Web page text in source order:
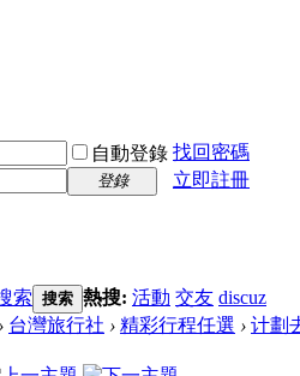
自動登錄 找回密碼
登錄
立即註冊
索 搜索 熱搜: 活動 交友 discuz
› 台灣旅行社 › 精彩行程任選 › 计劃